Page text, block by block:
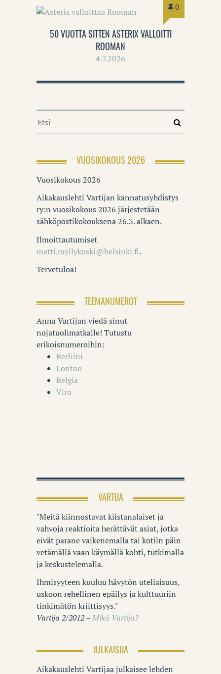
0
50 VUOTTA SITTEN ASTERIX VALLOITTI
ROOMAN
4.7.2026
VUOSIKOKOUS 2026
Vuosikokous 2026
Aikakauslehti Vartijan kannatusyhdistys
ry:n vuosikokous 2026 järjestetään
sähköpostikokouksena 26.3. alkaen.
Ilmoittautumiset
matti.myllykoski@helsinki.fi.
Tervetuloa!
TEEMANUMEROT
Anna Vartijan viedä sinut
nojatuolimatkalle! Tutustu
erikoisnumeroihin:
Berliini
Lontoo
Belgia
Viro
VARTIJA
"Meitä kiinnostavat kiistanalaiset ja
vahvoja reaktioita herättävät asiat, jotka
eivät parane vaikenemalla tai kotiin päin
vetämällä vaan käymällä kohti, tutkimalla
ja keskustelemalla.
Ihmisyyteen kuuluu hävytön uteliaisuus,
uskoon rehellinen epäilys ja kulttuuriin
tinkimätön kriittisyys."
Vartija 2/2012 –Mikä Vartija?
JULKAISIJA
Aikakauslehti Vartijaa julkaisee lehden